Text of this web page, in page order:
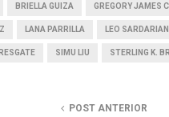
BRIELLA GUIZA GREGORY JAMES
LANA PARRILLA LEO SARDARIAN
SIMU LIU STERLING K.
POST ANTERIOR